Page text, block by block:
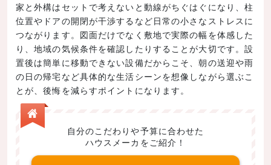
家と外構はセットで考えないと動線がちぐはぐになり、柱
位置やドアの開閉が干渉するなど日常の小さなストレスに
つながります。図面だけでなく敷地で実際の幅を体感した
り、地域の気候条件を確認したりすることが大切です。設
置後は簡単に移動できない設備だからこそ、朝の送迎や雨
の日の帰宅など具体的な生活シーンを想像しながら選ぶこ
とが、後悔を減らすポイントになります。
自分のこだわりや予算に合わせた
ハウスメーカをご紹介！